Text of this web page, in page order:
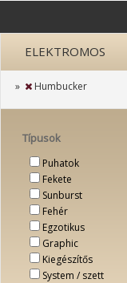
ELEKTROMOS
» Humbucker
Típusok
Puhatok
Fekete
Sunburst
Fehér
Egzotikus
Graphic
Kiegészítős
System / szett